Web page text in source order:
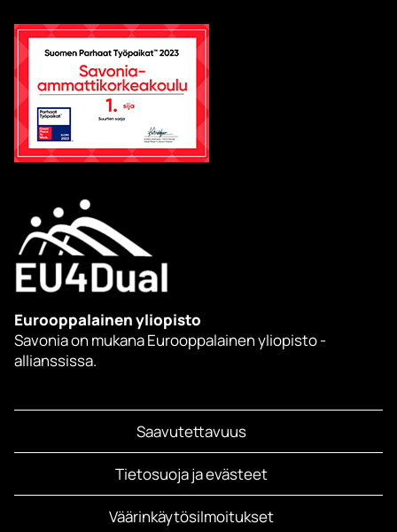
Eurooppalainen yliopisto
Savonia on mukana Eurooppalainen yliopisto -
allianssissa.
Saavutettavuus
Tietosuoja ja evästeet
Väärinkäytösilmoitukset